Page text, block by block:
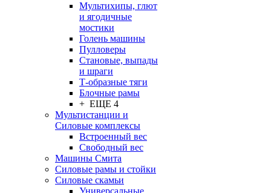
Мультихипы, глют
и ягодичные
мостики
Голень машины
Пулловеры
Становые, выпады
и шраги
Т-образные тяги
Блочные рамы
+ ЕЩЕ 4
Мультистанции и
Силовые комплексы
Встроенный вес
Свободный вес
Машины Смита
Силовые рамы и стойки
Силовые скамьи
Универсальные